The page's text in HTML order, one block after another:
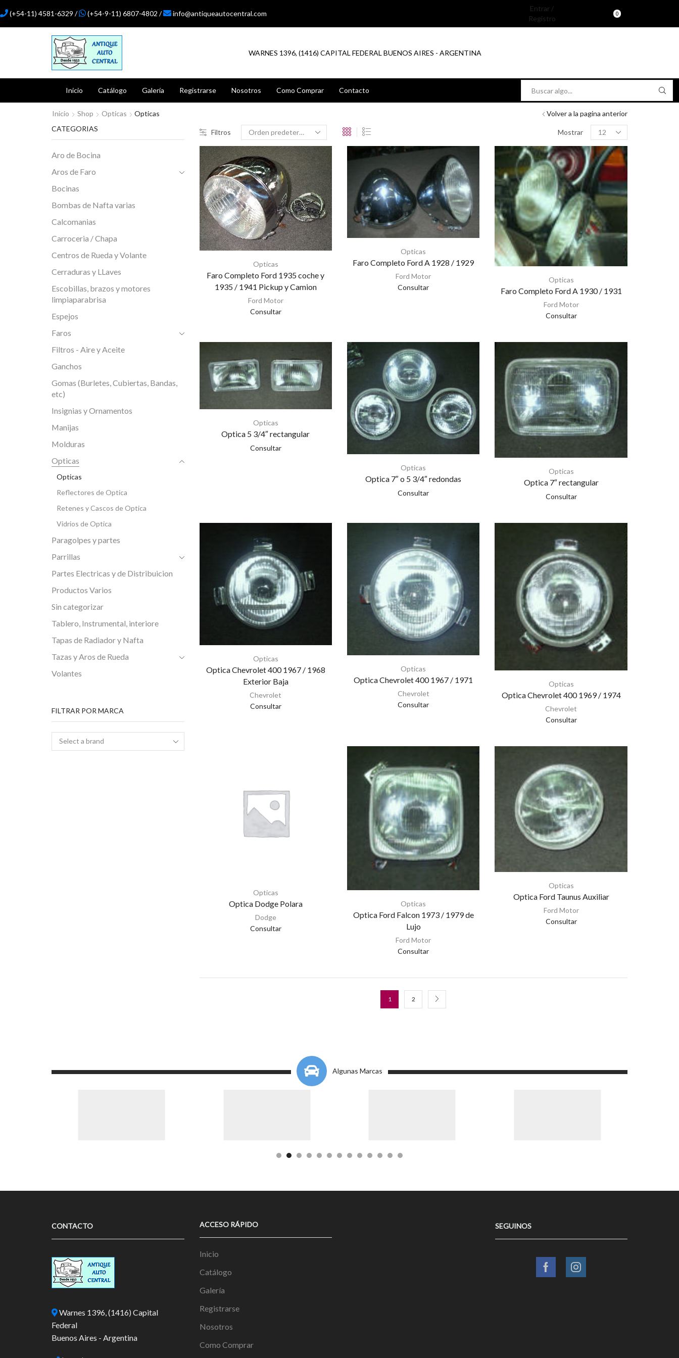
(+54-11) 4581-6329 / (+54-9-11) 6807-4802 / info@antiqueautocentral.com
Entrar /
Registro
0
WARNES 1396, (1416) CAPITAL FEDERAL BUENOS AIRES - ARGENTINA
Inicio Catálogo Galería Registrarse Nosotros Como Comprar Contacto
input
Inicio
Shop Opticas Opticas Volver a la pagina anterior
Filtros Mostrar
Products
per
page
Opticas
Faro Completo Ford 1935 coche y
1935 / 1941 Pickup y Camion
Ford Motor
Consultar
Opticas
Faro Completo Ford A 1928 / 1929
Ford Motor
Consultar
Opticas
Faro Completo Ford A 1930 / 1931
Ford Motor
Consultar
Opticas
Optica 5 3/4″ rectangular
Consultar
Opticas
Optica 7″ o 5 3/4″ redondas
Consultar
Opticas
Optica 7″ rectangular
Consultar
Opticas
Optica Chevrolet 400 1967 / 1968
Exterior Baja
Chevrolet
Consultar
Opticas
Optica Chevrolet 400 1967 / 1971
Chevrolet
Consultar
Opticas
Optica Chevrolet 400 1969 / 1974
Chevrolet
Consultar
Opticas
Optica Dodge Polara
Dodge
Consultar
Opticas
Optica Ford Falcon 1973 / 1979 de
Lujo
Ford Motor
Consultar
Opticas
Optica Ford Taunus Auxiliar
Ford Motor
Consultar
1 2
CATEGORIAS
Aro de Bocina
Aros de Faro
Bocinas
Bombas de Nafta varias
Calcomanias
Carroceria / Chapa
Centros de Rueda y Volante
Cerraduras y LLaves
Escobillas, brazos y motores
limpiaparabrisa
Espejos
Faros
Filtros - Aire y Aceite
Ganchos
Gomas (Burletes, Cubiertas, Bandas,
etc)
Insignias y Ornamentos
Manijas
Molduras
Opticas
Opticas
Reflectores de Optica
Retenes y Cascos de Optica
Vidrios de Optica
Paragolpes y partes
Parrillas
Partes Electricas y de Distribuicion
Productos Varios
Sin categorizar
Tablero, Instrumental, interiore
Tapas de Radiador y Nafta
Tazas y Aros de Rueda
Volantes
FILTRAR POR MARCA
Algunas Marcas
CONTACTO
Warnes 1396, (1416) Capital
Federal
Buenos Aires - Argentina
ACCESO RÁPIDO
Inicio
Catálogo
Galería
Registrarse
Nosotros
Como Comprar
SEGUINOS
FacebookInstagram